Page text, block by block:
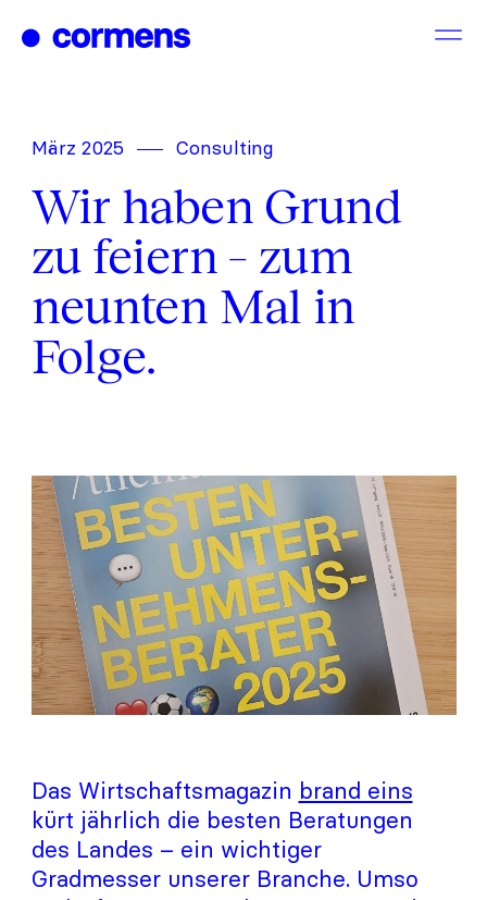
Inhalt
März 2025 Consulting
Wir haben Grund
zu feiern – zum
neunten Mal in
Folge.
Das Wirtschaftsmagazin brand eins
kürt jährlich die besten Beratungen
des Landes – ein wichtiger
Gradmesser unserer Branche. Umso